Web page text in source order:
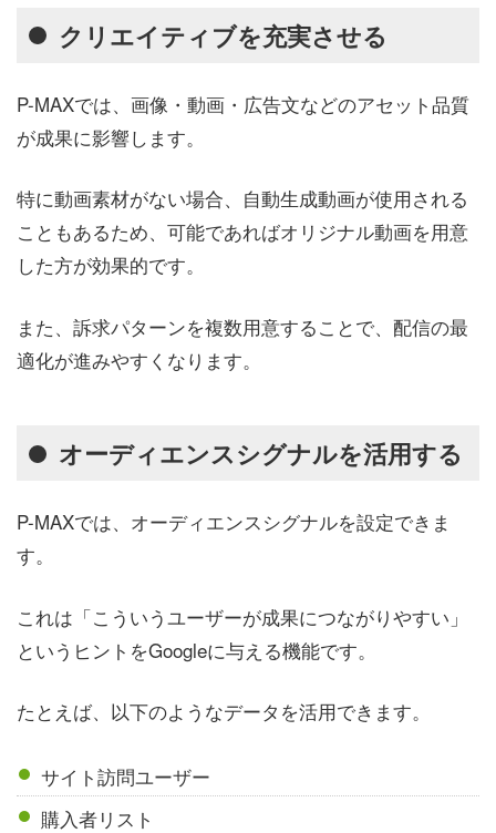
クリエイティブを充実させる
P-MAXでは、画像・動画・広告文などのアセット品質
が成果に影響します。
特に動画素材がない場合、自動生成動画が使用される
こともあるため、可能であればオリジナル動画を用意
した方が効果的です。
また、訴求パターンを複数用意することで、配信の最
適化が進みやすくなります。
オーディエンスシグナルを活用する
P-MAXでは、オーディエンスシグナルを設定できま
す。
これは「こういうユーザーが成果につながりやすい」
というヒントをGoogleに与える機能です。
たとえば、以下のようなデータを活用できます。
サイト訪問ユーザー
購入者リスト